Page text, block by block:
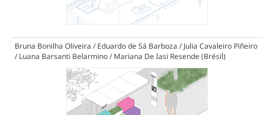
Bruna Bonilha Oliveira / Eduardo de Sá Barboza / Julia Cavaleiro Piñeiro
/ Luana Barsanti Belarmino / Mariana De Iasi Resende (Brésil)